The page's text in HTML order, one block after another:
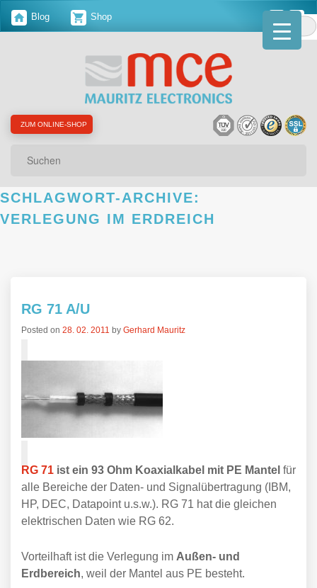
Blog Shop
ZUM ONLINE-SHOP
SCHLAGWORT-ARCHIVE:
VERLEGUNG IM ERDREICH
RG 71 A/U
Posted on 28. 02. 2011 by Gerhard Mauritz
RG 71 ist ein 93 Ohm Koaxialkabel mit PE Mantel für
alle Bereiche der Daten- und Signalübertragung (IBM,
HP, DEC, Datapoint u.s.w.). RG 71 hat die gleichen
elektrischen Daten wie RG 62.
Vorteilhaft ist die Verlegung im Außen- und
Erdbereich, weil der Mantel aus PE besteht.